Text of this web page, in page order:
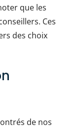
que les
Ces
des choix
de nos